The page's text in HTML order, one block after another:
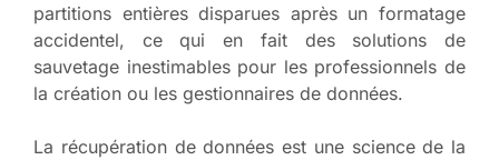
partitions entières disparues après un formatage
accidentel, ce qui en fait des solutions de
sauvetage inestimables pour les professionnels de
la création ou les gestionnaires de données.
La récupération de données est une science de la